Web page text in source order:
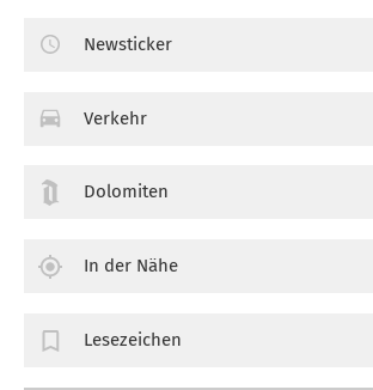
Newsticker
Verkehr
Dolomiten
In der Nähe
Lesezeichen